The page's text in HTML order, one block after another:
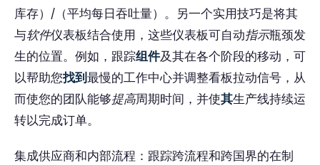
库存）/（平均每日吞吐量）。另一个实用技巧是将其
与软件仪表板结合使用，这些仪表板可自动指示瓶颈发
生的位置。例如，跟踪组件及其在各个阶段的移动，可
以帮助您找到 最慢的工作中心并调整看板拉动信号，从
而使您的团队能够提高周期时间，并使其生产线持续运
转以完成订单。
集成供应商和内部流程：跟踪跨流程和跨国界的在制